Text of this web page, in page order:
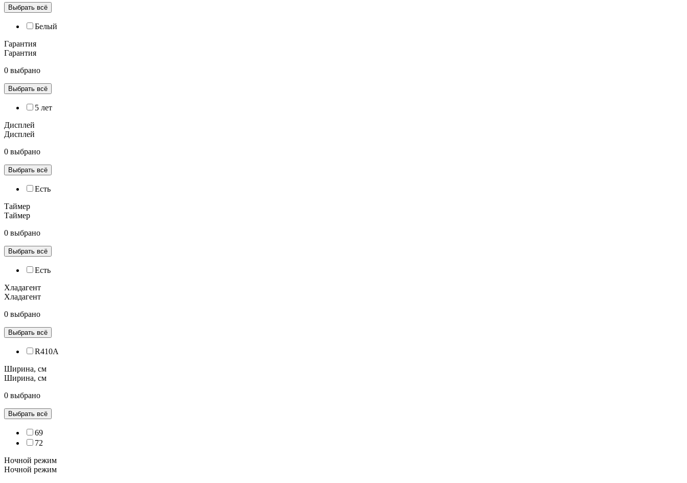
Выбрать всё
Белый
Гарантия
Гарантия
0 выбрано
Выбрать всё
5 лет
Дисплей
Дисплей
0 выбрано
Выбрать всё
Есть
Таймер
Таймер
0 выбрано
Выбрать всё
Есть
Хладагент
Хладагент
0 выбрано
Выбрать всё
R410A
Ширина, см
Ширина, см
0 выбрано
Выбрать всё
69
72
Ночной режим
Ночной режим